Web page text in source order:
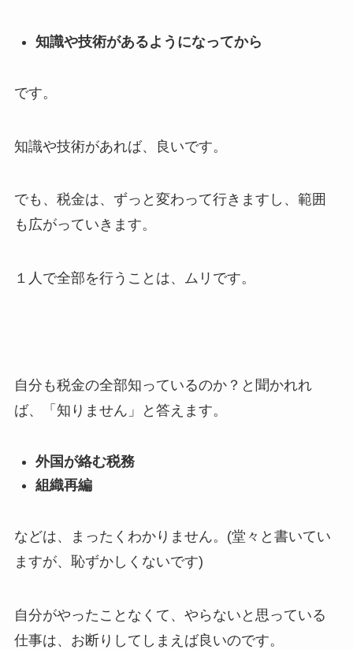
知識や技術があるようになってから
です。
知識や技術があれば、良いです。
でも、税金は、ずっと変わって行きますし、範囲
も広がっていきます。
１人で全部を行うことは、ムリです。
自分も税金の全部知っているのか？と聞かれれ
ば、「知りません」と答えます。
外国が絡む税務
組織再編
などは、まったくわかりません。(堂々と書いてい
ますが、恥ずかしくないです)
自分がやったことなくて、やらないと思っている
仕事は、お断りしてしまえば良いのです。